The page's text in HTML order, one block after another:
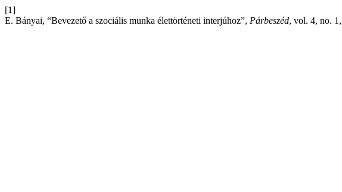
[1]
E. Bányai, “Bevezető a szociális munka élettörténeti interjúhoz”, Párbeszéd, vol. 4, no.